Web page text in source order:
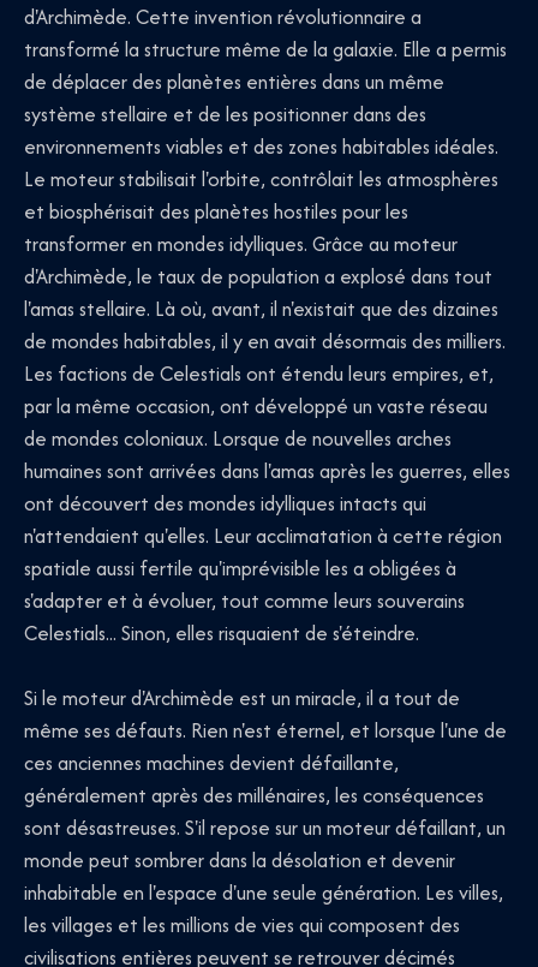
d'Archimède. Cette invention révolutionnaire a
transformé la structure même de la galaxie. Elle a permis
de déplacer des planètes entières dans un même
système stellaire et de les positionner dans des
environnements viables et des zones habitables idéales.
Le moteur stabilisait l'orbite, contrôlait les atmosphères
et biosphérisait des planètes hostiles pour les
transformer en mondes idylliques. Grâce au moteur
d'Archimède, le taux de population a explosé dans tout
l'amas stellaire. Là où, avant, il n'existait que des dizaines
de mondes habitables, il y en avait désormais des milliers.
Les factions de Celestials ont étendu leurs empires, et,
par la même occasion, ont développé un vaste réseau
de mondes coloniaux. Lorsque de nouvelles arches
humaines sont arrivées dans l'amas après les guerres, elles
ont découvert des mondes idylliques intacts qui
n'attendaient qu'elles. Leur acclimatation à cette région
spatiale aussi fertile qu'imprévisible les a obligées à
s'adapter et à évoluer, tout comme leurs souverains
Celestials... Sinon, elles risquaient de s'éteindre.
Si le moteur d'Archimède est un miracle, il a tout de
même ses défauts. Rien n'est éternel, et lorsque l'une de
ces anciennes machines devient défaillante,
généralement après des millénaires, les conséquences
sont désastreuses. S'il repose sur un moteur défaillant, un
monde peut sombrer dans la désolation et devenir
inhabitable en l'espace d'une seule génération. Les villes,
les villages et les millions de vies qui composent des
civilisations entières peuvent se retrouver décimés